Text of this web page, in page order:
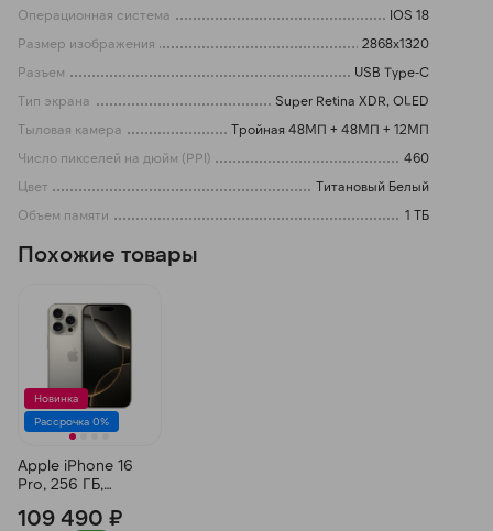
Операционная система
IOS 18
Размер изображения
2868x1320
Разъем
USB Type-C
Тип экрана
Super Retina XDR, OLED
Тыловая камера
Тройная 48МП + 48МП + 12МП
Число пикселей на дюйм (PPI)
460
Цвет
Титановый Белый
Объем памяти
1 ТБ
Похожие товары
Новинка
Рассрочка 0%
Apple iPhone 16
Pro, 256 ГБ,
Бежевый
109 490 ₽